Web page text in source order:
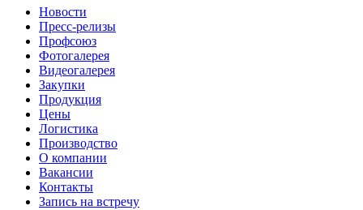
Новости
Пресс-релизы
Профсоюз
Фотогалерея
Видеогалерея
Закупки
Продукция
Цены
Логистика
Производство
О компании
Вакансии
Контакты
Запись на встречу